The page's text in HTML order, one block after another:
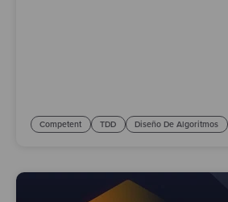
Competent TDD Diseño De Algoritmos